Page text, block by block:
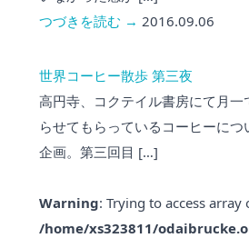
つづきを読む → 2016.09.06
世界コーヒー散歩 第三夜
高円寺、コクテイル書房にて月
らせてもらっているコーヒーに
企画。第三回目 […]
Warning: Trying to access array
/home/xs323811/